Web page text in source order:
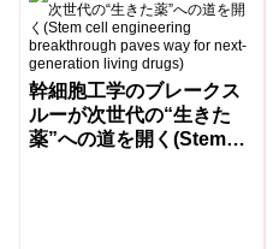
幹細胞工学のブレークス
ルーが次世代の“生きた
薬”への道を開く(Stem